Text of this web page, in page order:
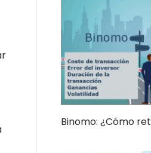
Binomo: ¿Cómo